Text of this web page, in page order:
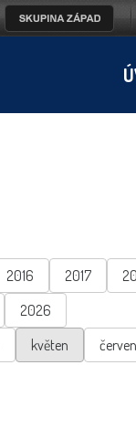
2016 2017
2026
květen červen